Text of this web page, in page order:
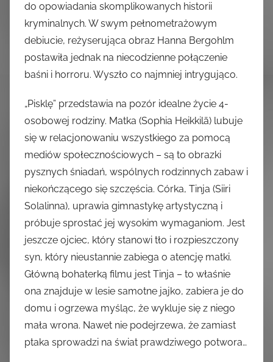
do opowiadania skomplikowanych historii
kryminalnych. W swym pełnometrażowym
debiucie, reżyserująca obraz Hanna Bergohlm
postawiła jednak na niecodzienne połączenie
baśni i horroru. Wyszło co najmniej intrygująco.
„Pisklę” przedstawia na pozór idealne życie 4-
osobowej rodziny. Matka (Sophia Heikkilä) lubuje
się w relacjonowaniu wszystkiego za pomocą
mediów społecznościowych – są to obrazki
pysznych śniadań, wspólnych rodzinnych zabaw i
niekończącego się szczęścia. Córka, Tinja (Siiri
Solalinna), uprawia gimnastykę artystyczną i
próbuje sprostać jej wysokim wymaganiom. Jest
jeszcze ojciec, który stanowi tło i rozpieszczony
syn, który nieustannie zabiega o atencję matki.
Główną bohaterką filmu jest Tinja – to właśnie
ona znajduje w lesie samotne jajko, zabiera je do
domu i ogrzewa myśląc, że wykluje się z niego
mała wrona. Nawet nie podejrzewa, że zamiast
ptaka sprowadzi na świat prawdziwego potwora…